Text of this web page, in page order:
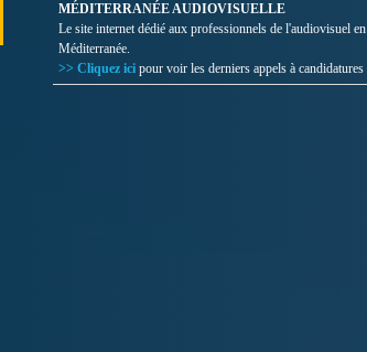
MÉDITERRANÉE AUDIOVISUELLE
Le site internet dédié aux professionnels de l'audiovisuel en
Méditerranée.
>> Cliquez ici pour voir les derniers appels à candidatures